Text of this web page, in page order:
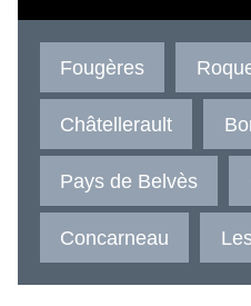
Fougères
Châtellerault
Pays de Belvès
Concarneau